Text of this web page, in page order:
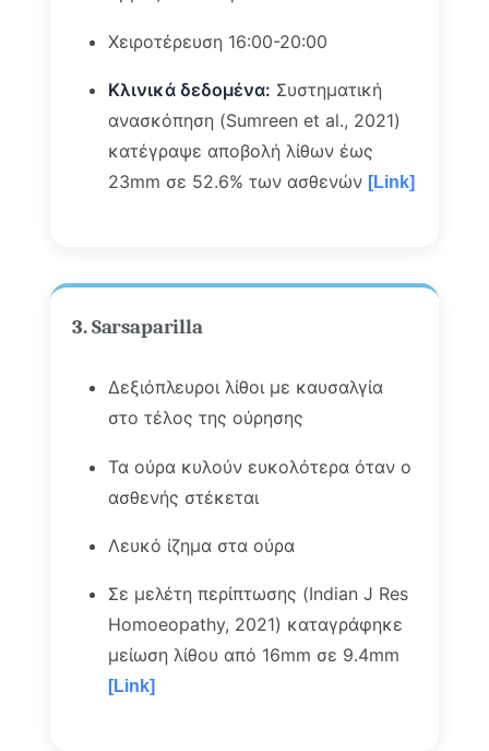
Χειροτέρευση 16:00-20:00
Κλινικά δεδομένα: Συστηματική
ανασκόπηση (Sumreen et al., 2021)
κατέγραψε αποβολή λίθων έως
23mm σε 52.6% των ασθενών [Link]
3. Sarsaparilla
Δεξιόπλευροι λίθοι με καυσαλγία
στο τέλος της ούρησης
Τα ούρα κυλούν ευκολότερα όταν ο
ασθενής στέκεται
Λευκό ίζημα στα ούρα
Σε μελέτη περίπτωσης (Indian J Res
Homoeopathy, 2021) καταγράφηκε
μείωση λίθου από 16mm σε 9.4mm
[Link]